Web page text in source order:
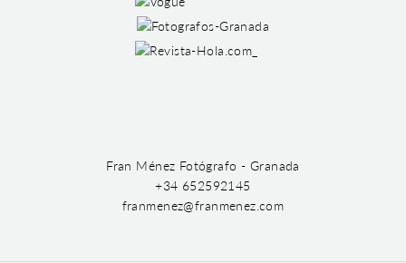
Fran Ménez Fotógrafo - Granada
+34 652592145
franmenez@franmenez.com